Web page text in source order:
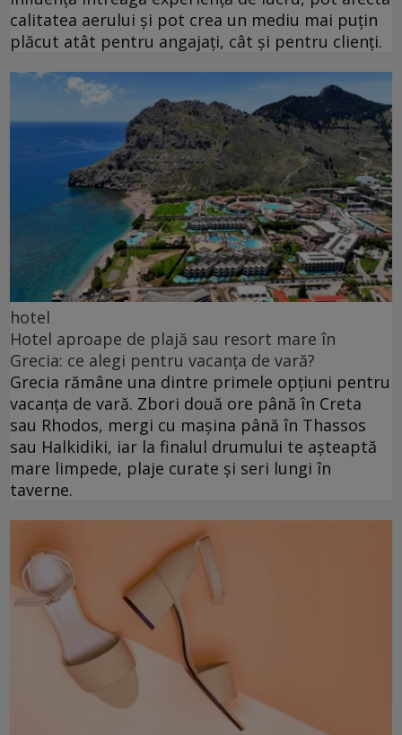
calitatea aerului și pot crea un mediu mai puțin
plăcut atât pentru angajați, cât și pentru clienți.
hotel
Hotel aproape de plajă sau resort mare în
Grecia: ce alegi pentru vacanța de vară?
Grecia rămâne una dintre primele opțiuni pentru
vacanța de vară. Zbori două ore până în Creta
sau Rhodos, mergi cu mașina până în Thassos
sau Halkidiki, iar la finalul drumului te așteaptă
mare limpede, plaje curate și seri lungi în
taverne.